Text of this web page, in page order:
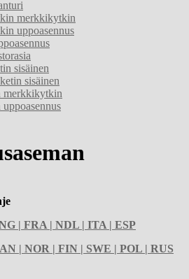
merkkikytkin
uppoasennus
sisäinen
sisäinen
| FRA | NDL | ITA | ESP
| NOR | FIN | SWE | POL | RUS